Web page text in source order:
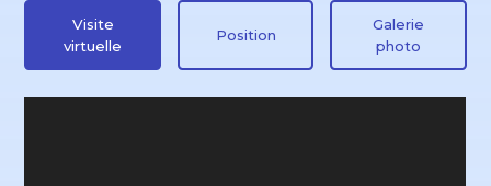
Visite
virtuelle
Position
Galerie
photo